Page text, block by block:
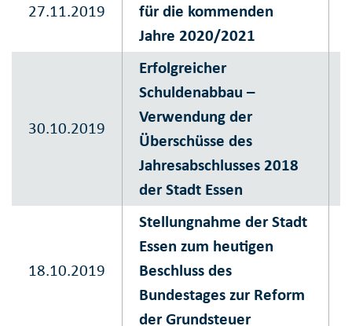
27.11.2019
für die kommenden
Jahre 2020/2021
30.10.2019
Erfolgreicher
Schuldenabbau –
Verwendung der
Überschüsse des
Jahresabschlusses 2018
der Stadt Essen
18.10.2019
Stellungnahme der Stadt
Essen zum heutigen
Beschluss des
Bundestages zur Reform
der Grundsteuer